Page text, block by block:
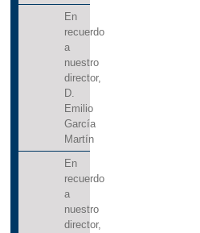
En
recuerdo
a
nuestro
director,
D.
Emilio
García
Martín
En
recuerdo
a
nuestro
director,